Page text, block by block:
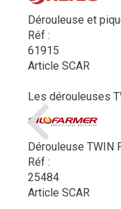
Dérouleuse et
Réf :
61915
Article SCAR
Les dérouleuses
Dérouleuse TWIN
Réf :
25484
Article SCAR